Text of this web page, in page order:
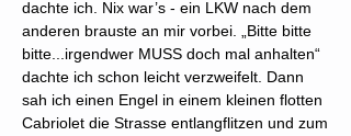
dachte ich. Nix war’s - ein LKW nach dem
anderen brauste an mir vorbei. „Bitte bitte
bitte...irgendwer MUSS doch mal anhalten“
dachte ich schon leicht verzweifelt. Dann
sah ich einen Engel in einem kleinen flotten
Cabriolet die Strasse entlangflitzen und zum